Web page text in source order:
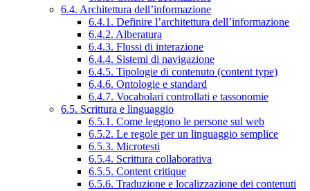
6.4. Architettura dell’informazione
6.4.1. Definire l’architettura dell’informazione
6.4.2. Alberatura
6.4.3. Flussi di interazione
6.4.4. Sistemi di navigazione
6.4.5. Tipologie di contenuto (content type)
6.4.6. Ontologie e standard
6.4.7. Vocabolari controllati e tassonomie
6.5. Scrittura e linguaggio
6.5.1. Come leggono le persone sul web
6.5.2. Le regole per un linguaggio semplice
6.5.3. Microtesti
6.5.4. Scrittura collaborativa
6.5.5. Content critique
6.5.6. Traduzione e localizzazione dei contenuti